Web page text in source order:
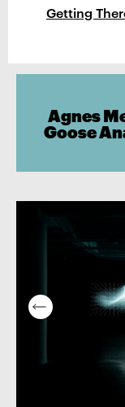
Getting
Agnes
Goose